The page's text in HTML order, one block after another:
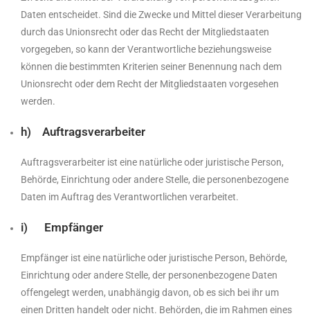
Daten entscheidet. Sind die Zwecke und Mittel dieser Verarbeitung
durch das Unionsrecht oder das Recht der Mitgliedstaaten
vorgegeben, so kann der Verantwortliche beziehungsweise
können die bestimmten Kriterien seiner Benennung nach dem
Unionsrecht oder dem Recht der Mitgliedstaaten vorgesehen
werden.
h) Auftragsverarbeiter
Auftragsverarbeiter ist eine natürliche oder juristische Person,
Behörde, Einrichtung oder andere Stelle, die personenbezogene
Daten im Auftrag des Verantwortlichen verarbeitet.
i) Empfänger
Empfänger ist eine natürliche oder juristische Person, Behörde,
Einrichtung oder andere Stelle, der personenbezogene Daten
offengelegt werden, unabhängig davon, ob es sich bei ihr um
einen Dritten handelt oder nicht. Behörden, die im Rahmen eines